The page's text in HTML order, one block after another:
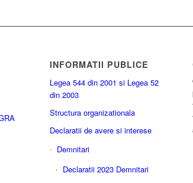
INFORMATII PUBLICE
Legea 544 din 2001 si Legea 52
din 2003
Structura organizationala
Declaratii de avere si interese
Demnitari
Declaratii 2023 Demnitari